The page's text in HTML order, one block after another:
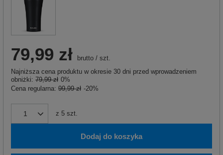
79,99 zł brutto / szt.
Najniższa cena produktu w okresie 30 dni przed wprowadzeniem
obniżki: 79,99 zł 0%
Cena regularna: 99,99 zł -20%
z 5 szt.
Dodaj do koszyka